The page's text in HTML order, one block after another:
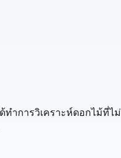
ทำการวิเคราะห์ดอกไม้ที่ไม่